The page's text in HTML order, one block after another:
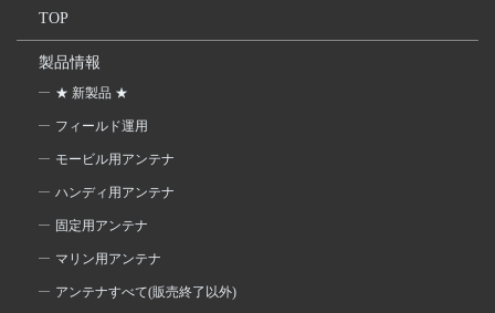
TOP
製品情報
★ 新製品 ★
フィールド運用
モービル用アンテナ
ハンディ用アンテナ
固定用アンテナ
マリン用アンテナ
アンテナすべて(販売終了以外)